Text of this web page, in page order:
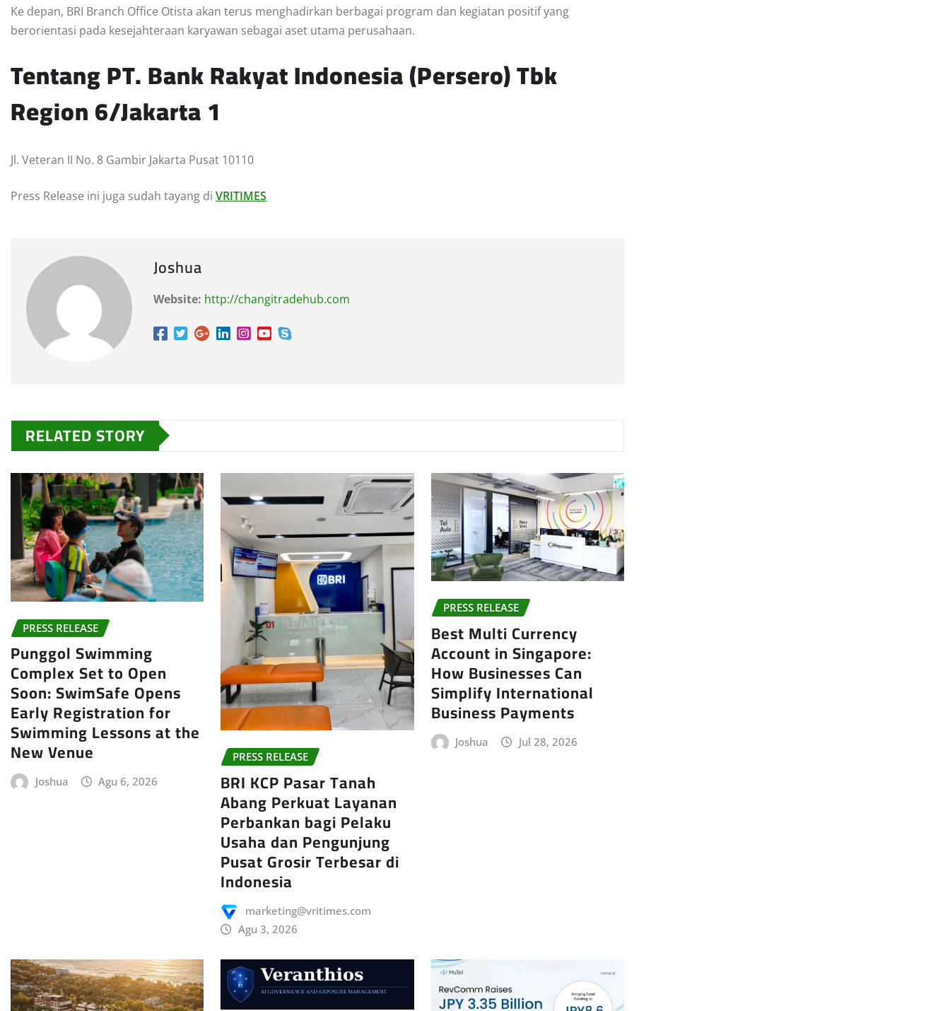
Ke depan, BRI Branch Office Otista akan terus menghadirkan berbagai program dan kegiatan positif yang
berorientasi pada kesejahteraan karyawan sebagai aset utama perusahaan.
Tentang PT. Bank Rakyat Indonesia (Persero) Tbk
Region 6/Jakarta 1
Jl. Veteran II No. 8 Gambir Jakarta Pusat 10110
Press Release ini juga sudah tayang di VRITIMES
Joshua
Website: http://changitradehub.com
RELATED STORY
PRESS RELEASE
Punggol Swimming
Complex Set to Open
Soon: SwimSafe Opens
Early Registration for
Swimming Lessons at the
New Venue
Joshua Agu 6, 2026
PRESS RELEASE
BRI KCP Pasar Tanah
Abang Perkuat Layanan
Perbankan bagi Pelaku
Usaha dan Pengunjung
Pusat Grosir Terbesar di
Indonesia
marketing@vritimes.com
Agu 3, 2026
PRESS RELEASE
Best Multi Currency
Account in Singapore:
How Businesses Can
Simplify International
Business Payments
Joshua Jul 28, 2026